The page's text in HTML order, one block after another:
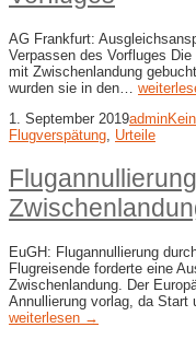
AG Frankfurt:
Verpassen des Vorfluges
mit Zwischenlandung
wurden sie in den…
1. September 2019admin
Flugverspätung, Urteile
EuGH: Flugannullierung
Flugreisende forderte eine
Zwischenlandung. Der
Annullierung vorlag, da
weiterlesen →